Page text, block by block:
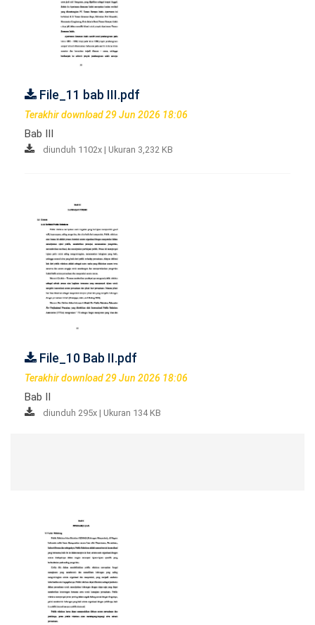
File_11 bab III.pdf
Terakhir download 29 Jun 2026 18:06
Bab III
diunduh 1102x | Ukuran 3,232 KB
File_10 Bab II.pdf
Terakhir download 29 Jun 2026 18:06
Bab II
diunduh 295x | Ukuran 134 KB